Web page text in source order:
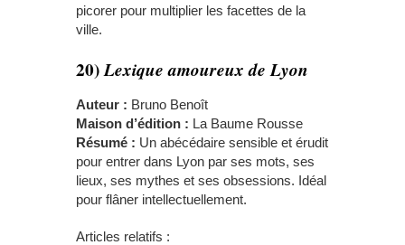
picorer pour multiplier les facettes de la
ville.
20)Lexique amoureux de Lyon
Auteur : Bruno Benoît
Maison d’édition : La Baume Rousse
Résumé : Un abécédaire sensible et érudit
pour entrer dans Lyon par ses mots, ses
lieux, ses mythes et ses obsessions. Idéal
pour flâner intellectuellement.
Articles relatifs :